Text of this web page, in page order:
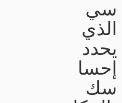
سي
الذي
يحدد
إحسا
سك